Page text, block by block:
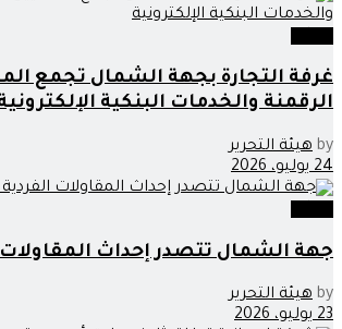
غرفة التجارة بجهة الشمال تجمع
الرقمنة والخدمات البنكية
by هيئة التحرير
24 يوليو، 2026
جهة الشمال تتصدر إحداث المقاولات
by هيئة التحرير
23 يوليو، 2026